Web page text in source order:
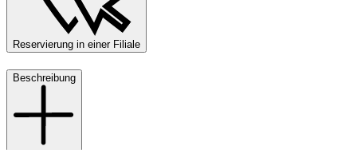
Reservierung in einer Filiale
Beschreibung